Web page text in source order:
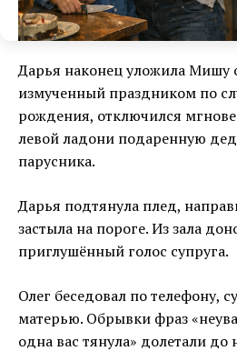
Дарья наконец уложила Мишу
измученный праздником по
рождения, отключился
левой ладони подаренную
парусника.
Дарья подтянула плед,
застыла на пороге. Из зала
приглушённый голос супруга.
Олег беседовал по телефону,
матерью. Обрывки фраз
одна вас тянула» долетали до